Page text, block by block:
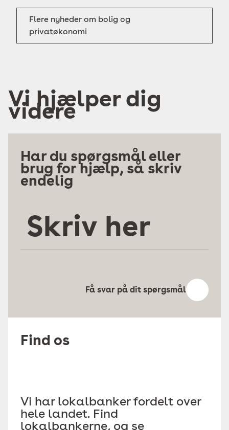
Flere nyheder om bolig og
privatøkonomi
Vi hjælper dig
videre
Har du spørgsmål eller
brug for hjælp, så skriv
endelig
her
Få svar på dit spørgsmål
Find os
Vi har lokalbanker fordelt over
hele landet. Find
lokalbankerne, og se